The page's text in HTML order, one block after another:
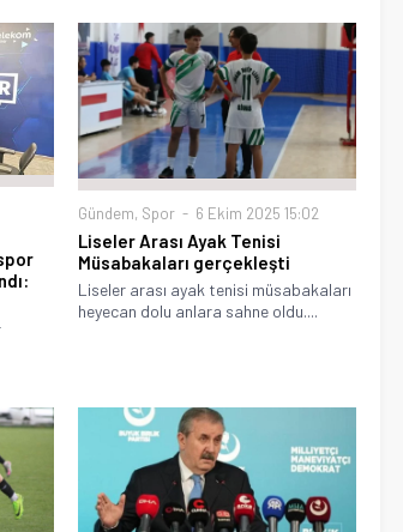
Gündem, Spor 6 Ekim 2025 15:02
Liseler Arası Ayak Tenisi
Müsabakaları gerçekleşti
Liseler arası ayak tenisi müsabakaları
heyecan dolu anlara sahne oldu....